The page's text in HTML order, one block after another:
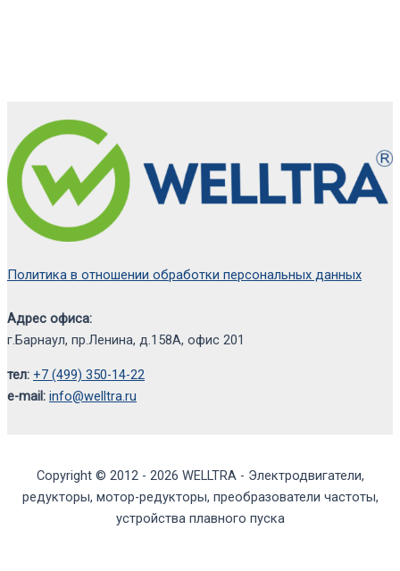
Политика в отношении обработки персональных данных
Адрес офиса:
г.Барнаул, пр.Ленина, д.158А, офис 201
тел: +7 (499) 350-14-22
e-mail: info@welltra.ru
Copyright © 2012 - 2026 WELLTRA - Электродвигатели,
редукторы, мотор-редукторы, преобразователи частоты,
устройства плавного пуска